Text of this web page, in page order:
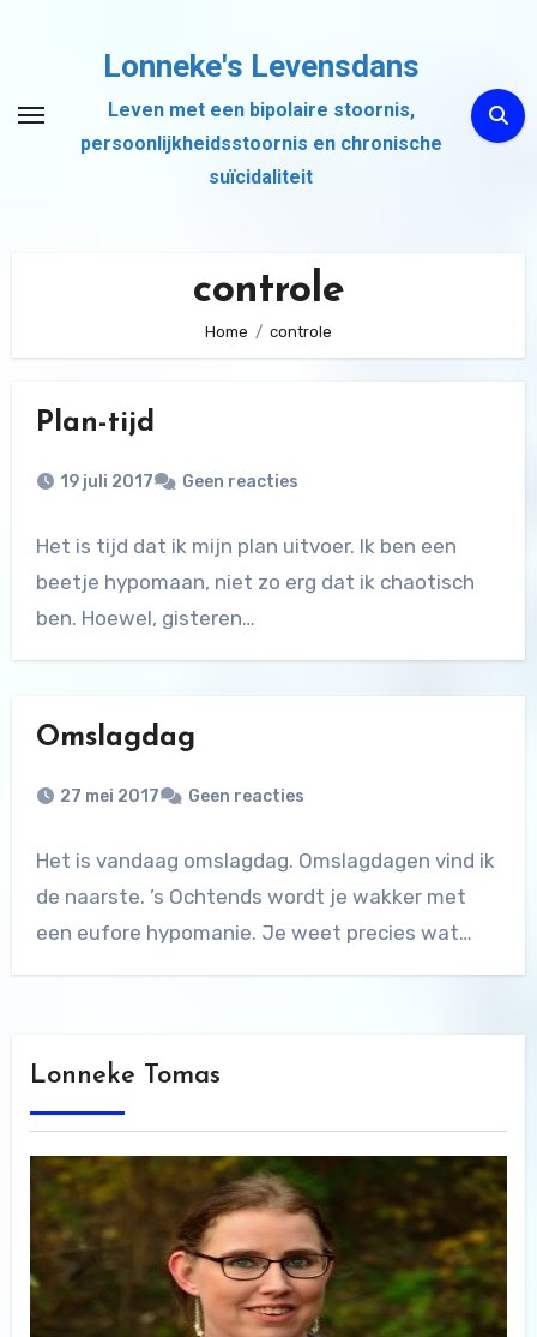
inhoud
Lonneke's Levensdans
Leven met een bipolaire stoornis,
persoonlijkheidsstoornis en chronische
suïcidaliteit
controle
Home controle
Plan-tijd
19 juli 2017 Geen reacties
Het is tijd dat ik mijn plan uitvoer. Ik ben een
beetje hypomaan, niet zo erg dat ik chaotisch
ben. Hoewel, gisteren…
Omslagdag
27 mei 2017 Geen reacties
Het is vandaag omslagdag. Omslagdagen vind ik
de naarste. ’s Ochtends wordt je wakker met
een eufore hypomanie. Je weet precies wat…
Lonneke Tomas